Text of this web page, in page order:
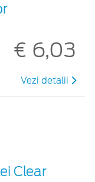
€ 6,03
Vezi detalii
Clear